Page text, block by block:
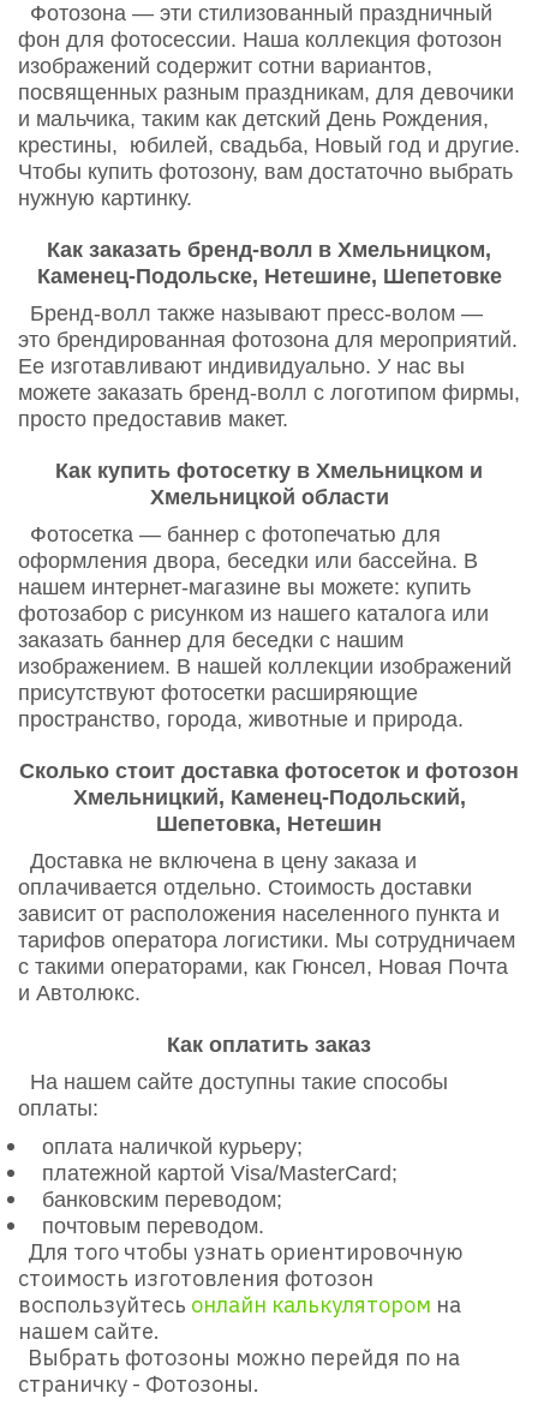
Фотозона — эти стилизованный праздничный
фон для фотосессии. Наша коллекция фотозон
изображений содержит сотни вариантов,
посвященных разным праздникам, для девочики
и мальчика, таким как детский День Рождения,
крестины, юбилей, свадьба, Новый год и другие.
Чтобы купить фотозону, вам достаточно выбрать
нужную картинку.
Как заказать бренд-волл в Хмельницком,
Каменец-Подольске, Нетешине, Шепетовке
Бренд-волл также называют пресс-волом —
это брендированная фотозона для мероприятий.
Ее изготавливают индивидуально. У нас вы
можете заказать бренд-волл с логотипом фирмы,
просто предоставив макет.
Как купить фотосетку в Хмельницком и
Хмельницкой области
Фотосетка — баннер с фотопечатью для
оформления двора, беседки или бассейна. В
нашем интернет-магазине вы можете: купить
фотозабор с рисунком из нашего каталога или
заказать баннер для беседки с нашим
изображением. В нашей коллекции изображений
присутствуют фотосетки расширяющие
пространство, города, животные и природа.
Сколько стоит доставка фотосеток и фотозон
Хмельницкий, Каменец-Подольский,
Шепетовка, Нетешин
Доставка не включена в цену заказа и
оплачивается отдельно. Стоимость доставки
зависит от расположения населенного пункта и
тарифов оператора логистики. Мы сотрудничаем
с такими операторами, как Гюнсел, Новая Почта
и Автолюкс.
Как оплатить заказ
На нашем сайте доступны такие способы
оплаты:
оплата наличкой курьеру;
платежной картой Visa/MasterСard;
банковским переводом;
почтовым переводом.
Для того чтобы узнать ориентировочную
стоимость изготовления фотозон
воспользуйтесь онлайн калькулятором на
нашем сайте.
Выбрать фотозоны можно перейдя по на
страничку - Фотозоны.